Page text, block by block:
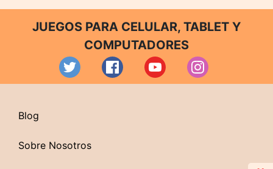
JUEGOS PARA CELULAR, TABLET Y
COMPUTADORES
Blog
Sobre Nosotros